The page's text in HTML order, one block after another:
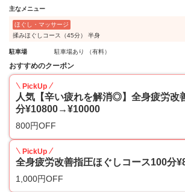
主なメニュー
ほぐし・マッサージ
揉みほぐしコース（45分） 半身
駐車場 駐車場あり （有料）
おすすめのクーポン
PickUp
人気【辛い疲れを解消◎】全身疲労改
分¥10800→¥10000
800円OFF
PickUp
全身疲労改善指圧ほぐしコース100分
1,000円OFF